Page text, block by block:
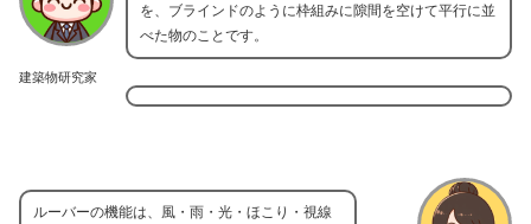
建築物研究家
を、ブラインドのように枠組みに隙間を空けて平行に並
べた物のことです。
ルーバーの機能は、風・雨・光・ほこり・視線